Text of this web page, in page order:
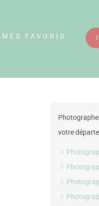
MES FAVORIS
votre